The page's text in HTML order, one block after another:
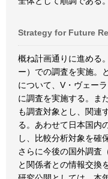
Strategy for Future
概ね計画通りに進める
ー）での調査を実施。
について、V・ヴェー
に調査を実施する。ま
も調査対象とし、関連
る。あわせて日本国内
し、比較分析対象を確
さらに今後の国外調査
と関係者との情報交換